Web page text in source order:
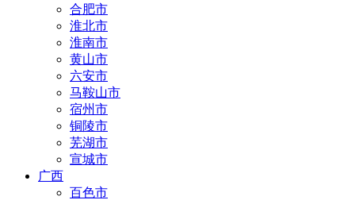
合肥市
淮北市
淮南市
黄山市
六安市
马鞍山市
宿州市
铜陵市
芜湖市
宣城市
广西
百色市